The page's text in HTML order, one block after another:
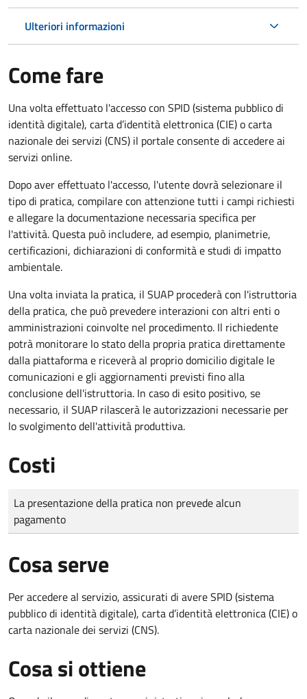
Ulteriori informazioni
Come fare
Una volta effettuato l'accesso con SPID (sistema pubblico di
identità digitale), carta d’identità elettronica (CIE) o carta
nazionale dei servizi (CNS) il portale consente di accedere ai
servizi online.
Dopo aver effettuato l'accesso, l'utente dovrà selezionare il
tipo di pratica, compilare con attenzione tutti i campi richiesti
e allegare la documentazione necessaria specifica per
l'attività. Questa può includere, ad esempio, planimetrie,
certificazioni, dichiarazioni di conformità e studi di impatto
ambientale.
Una volta inviata la pratica, il SUAP procederà con l'istruttoria
della pratica, che può prevedere interazioni con altri enti o
amministrazioni coinvolte nel procedimento. Il richiedente
potrà monitorare lo stato della propria pratica direttamente
dalla piattaforma e riceverà al proprio domicilio digitale le
comunicazioni e gli aggiornamenti previsti fino alla
conclusione dell'istruttoria. In caso di esito positivo, se
necessario, il SUAP rilascerà le autorizzazioni necessarie per
lo svolgimento dell'attività produttiva.
Costi
Tipo di pagamento
Importo
La presentazione della pratica non prevede alcun
pagamento
Cosa serve
Per accedere al servizio, assicurati di avere SPID (sistema
pubblico di identità digitale), carta d’identità elettronica (CIE) o
carta nazionale dei servizi (CNS).
Cosa si ottiene